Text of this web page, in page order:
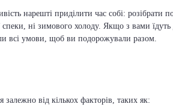
нарешті приділити час собі: розібрати
ні зимового холоду. Якщо з вами
всі умови, щоб ви подорожували разом.
від кількох факторів, таких як: